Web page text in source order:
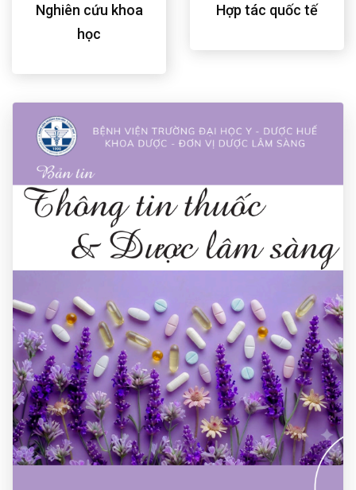
Nghiên cứu khoa
học
Hợp tác quốc tế